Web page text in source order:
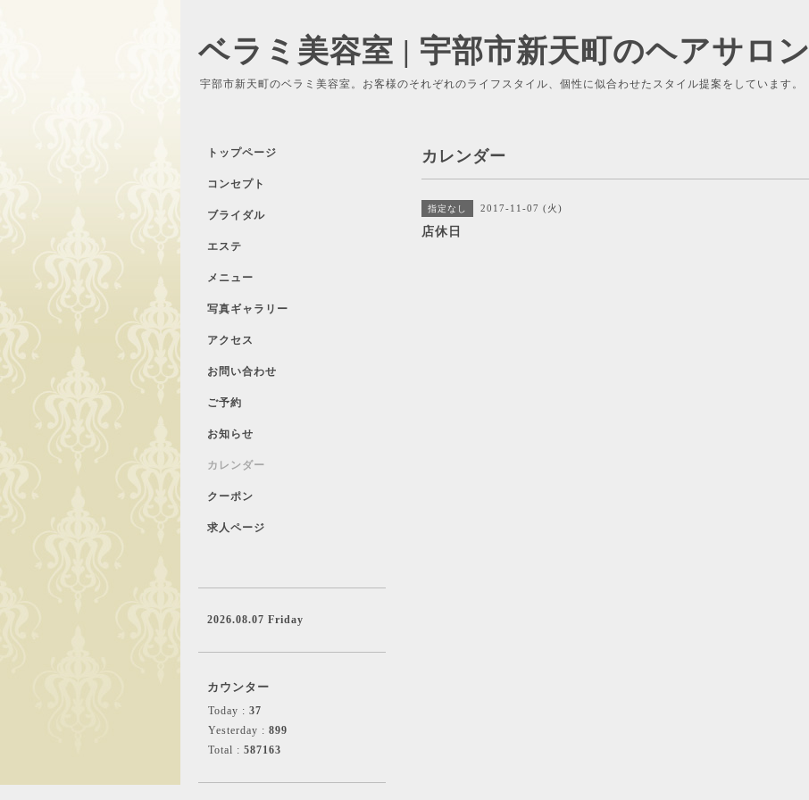
ベラミ美容室 | 宇部市新天町のヘアサロン
宇部市新天町のベラミ美容室。お客様のそれぞれのライフスタイル、個性に似合わせたスタイル提案をしています。
カレンダー
指定なし 2017-11-07 (火)
店休日
トップページ
コンセプト
ブライダル
エステ
メニュー
写真ギャラリー
アクセス
お問い合わせ
ご予約
お知らせ
カレンダー
クーポン
求人ページ
2026.08.07 Friday
カウンター
Today : 37
Yesterday : 899
Total : 587163